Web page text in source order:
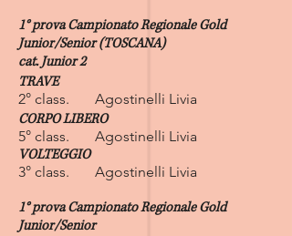
1° provaCampionato Regionale Gold
Junior/Senior (TOSCANA)
cat. Junior 2
TRAVE
2° class. Agostinelli Livia
CORPO LIBERO
5° class. Agostinelli Livia
VOLTEGGIO
3° class. Agostinelli Livia
1° provaCampionato Regionale Gold
Junior/Senior